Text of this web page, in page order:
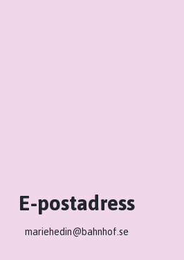
E-postadress
mariehedin@bahnhof.se